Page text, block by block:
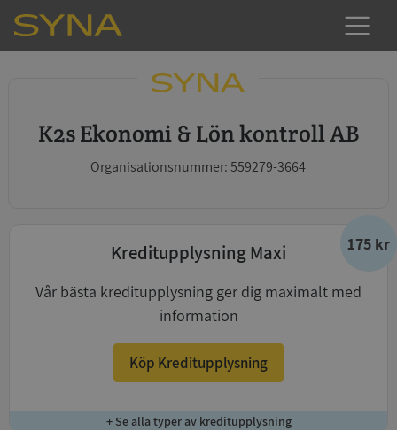
K2s Ekonomi & Lön kontroll AB
Organisationsnummer: 559279-3664
175 kr
Kreditupplysning Maxi
Vår bästa kreditupplysning ger dig maximalt med
information
Köp Kreditupplysning
+ Se alla typer av kreditupplysning